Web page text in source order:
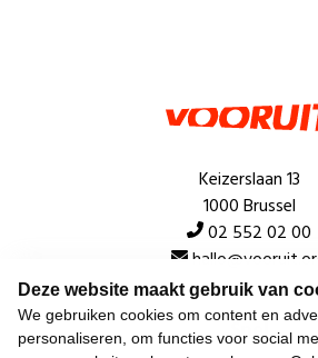
Deze website maakt gebruik van
We gebruiken cookies om content en
personaliseren, om functies voor social
Keizerslaan 13
1000 Brussel
02 552 02 00
Snel